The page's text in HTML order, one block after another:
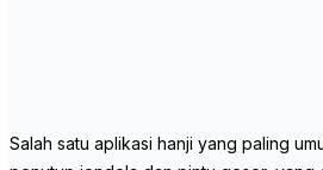
Salah satu aplikasi hanji yang paling